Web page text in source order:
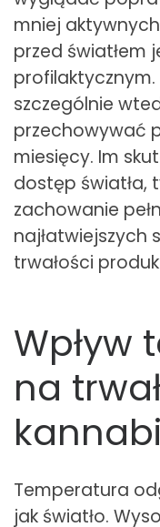
mniej
przed światłem
szczególnie
przechowywać
miesięcy. Im
dostęp światła,
zachowanie
najłatwiejszych
trwałości
Wpływ
na
Temperatura
jak światło.